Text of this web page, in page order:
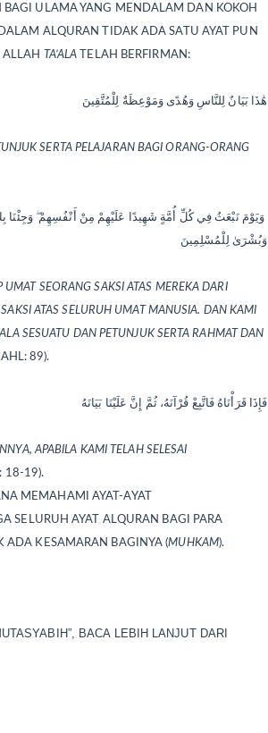
ULAMA YANG MENDALAM DAN KOKOH
ALQURAN TIDAK ADA SATU AYAT PUN
TA’ALA TELAH BERFIRMAN:
هَٰذَا بَيَانٌ لِلنَّاسِ وَهُدًى وَمَوْعِظَةٌ لِلْمُتَّقِينَ
SERTA PELAJARAN BAGI ORANG-ORANG
وَبُشْرَىٰ لِلْمُسْلِمِينَ
SEORANG SAKSI ATAS MEREKA DARI
ATAS SELURUH UMAT MANUSIA. DAN KAMI
SESUATU DAN PETUNJUK SERTA RAHMAT DAN
89).
فَإِذَا قَرَأْنَاهُ فَاتَّبِعْ قُرْآنَهُ، ثُمَّ إِنَّ عَلَيْنَا بَيَانَهُ
APABILA KAMI TELAH SELESAI
18-19).
MEMAHAMI AYAT-AYAT
SELURUH AYAT ALQURAN BAGI PARA
ADA KESAMARAN BAGINYA (MUHKAM).
BACA LEBIH LANJUT DARI